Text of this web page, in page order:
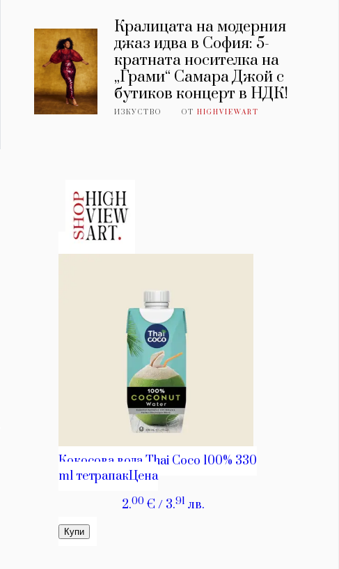
Кралицата на модерния
джаз идва в София: 5-
кратната носителка на
„Грами“ Самара Джой с
бутиков концерт в НДК!
ИЗКУСТВО ОТHIGHVIEWART